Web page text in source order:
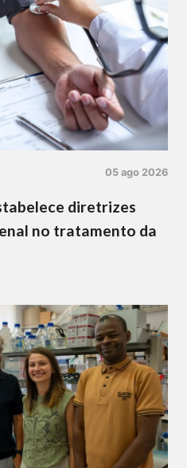
05 ago 2026
diretrizes
no tratamento da